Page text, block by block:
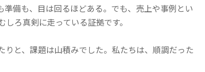
備も、目は回るほどある。でも、売上や事例とい
ろ真剣に走っている証拠です。
と、課題は山積みでした。私たちは、順調だった